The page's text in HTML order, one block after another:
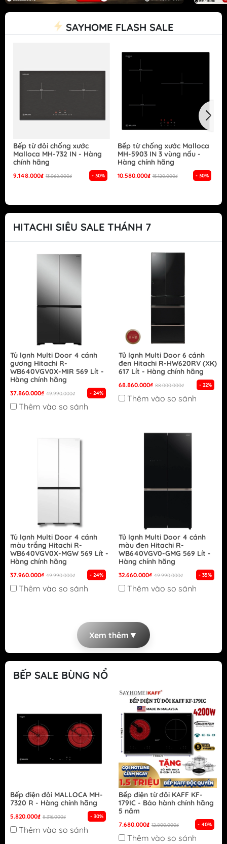
SAYHOME FLASH SALE
- 30%
Bếp từ đôi chống xước
Malloca MH-732 IN - Hàng
chính hãng
9.148.000₫ 13.068.000₫ - 30%
Bếp từ chống xước Malloca
MH-5903 IN 3 vùng nấu -
Hàng chính hãng
10.580.000₫ 15.120.000₫
HITACHI SIÊU SALE THÁNH 7
Tủ lạnh Multi Door 4 cánh
gương Hitachi R-
WB640VGV0X-MIR 569 Lít -
Hàng chính hãng
37.860.000₫ 49.990.000₫ - 24%
Thêm vào so sánh
Tủ lạnh Multi Door 6 cánh
đen Hitachi R-HW620RV (XK)
617 Lít - Hàng chính hãng
68.860.000₫ 88.000.000₫ - 22%
Thêm vào so sánh
Tủ lạnh Multi Door 4 cánh
màu trắng Hitachi R-
WB640VGV0X-MGW 569 Lít -
Hàng chính hãng
37.960.000₫ 49.990.000₫ - 24%
Thêm vào so sánh
Tủ lạnh Multi Door 4 cánh
màu đen Hitachi R-
WB640VGV0-GMG 569 Lít -
Hàng chính hãng
32.660.000₫ 49.990.000₫ - 35%
Thêm vào so sánh
Xem thêm ▼
BẾP SALE BÙNG NỔ
Bếp điện đôi MALLOCA MH-
7320 R - Hàng chính hãng
5.820.000₫ 8.316.000₫ - 30%
Thêm vào so sánh
Bếp điện từ đôi KAFF KF-
179IC - Bảo hành chính hãng
5 năm
7.680.000₫ 12.800.000₫ - 40%
Thêm vào so sánh